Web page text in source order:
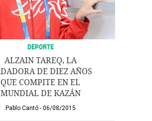
DEPORTE
ALZAIN TAREQ, LA
DE DIEZ AÑOS
QUE COMPITE EN EL
MUNDIAL DE KAZÁN
Pablo Cantó 06/08/2015